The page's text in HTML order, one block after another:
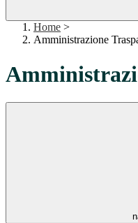
Home >
Amministrazione